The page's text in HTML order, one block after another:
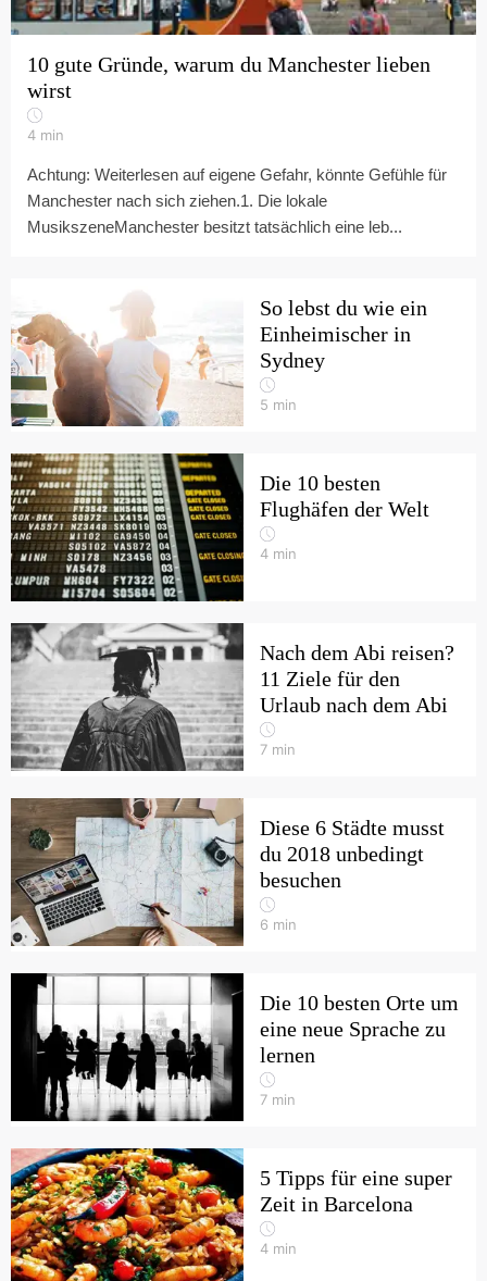
10 gute Gründe, warum du Manchester lieben
wirst
4 min
Achtung: Weiterlesen auf eigene Gefahr, könnte Gefühle für
Manchester nach sich ziehen.1. Die lokale
MusikszeneManchester besitzt tatsächlich eine leb...
So lebst du wie ein
Einheimischer in
Sydney
5 min
Die 10 besten
Flughäfen der Welt
4 min
Nach dem Abi reisen?
11 Ziele für den
Urlaub nach dem Abi
7 min
Diese 6 Städte musst
du 2018 unbedingt
besuchen
6 min
Die 10 besten Orte um
eine neue Sprache zu
lernen
7 min
5 Tipps für eine super
Zeit in Barcelona
4 min